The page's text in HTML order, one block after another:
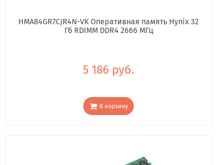
HMA84GR7CJR4N-VK Оперативная память Hynix 32
Гб RDIMM DDR4 2666 МГц
5 186 руб.
В корзину